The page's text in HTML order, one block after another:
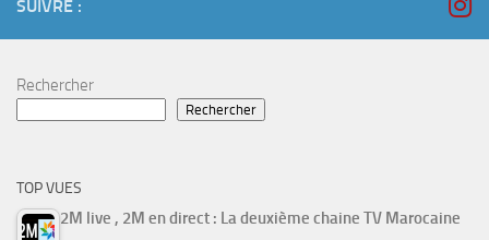
SUIVRE :
Rechercher
Rechercher
TOP VUES
2M live , 2M en direct : La deuxième chaine TV Marocaine